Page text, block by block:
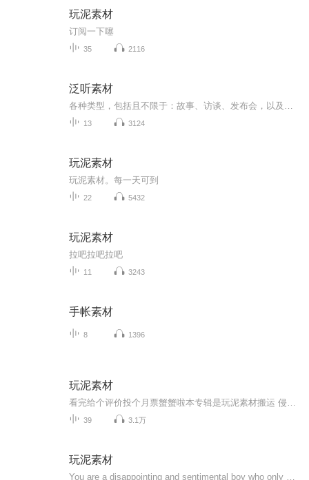
玩泥素材
订阅一下噻
35 2116
泛听素材
13 3124
玩泥素材
玩泥素材。每一天可到
22 5432
玩泥素材
拉吧拉吧拉吧
11 3243
手帐素材
8 1396
玩泥素材
39 3.1万
玩泥素材